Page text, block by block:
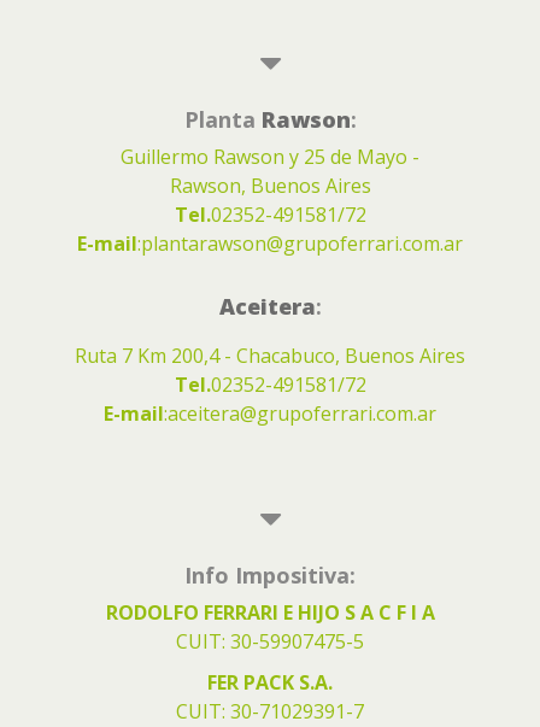
Planta Rawson:
Guillermo Rawson y 25 de Mayo -
Rawson, Buenos Aires
Tel.02352-491581/72
E-mail:plantarawson@grupoferrari.com.ar
Aceitera:
Ruta 7 Km 200,4 - Chacabuco, Buenos Aires
Tel.02352-491581/72
E-mail:aceitera@grupoferrari.com.ar
Info Impositiva:
RODOLFO FERRARI E HIJO S A C F I A
CUIT: 30-59907475-5
FER PACK S.A.
CUIT: 30-71029391-7